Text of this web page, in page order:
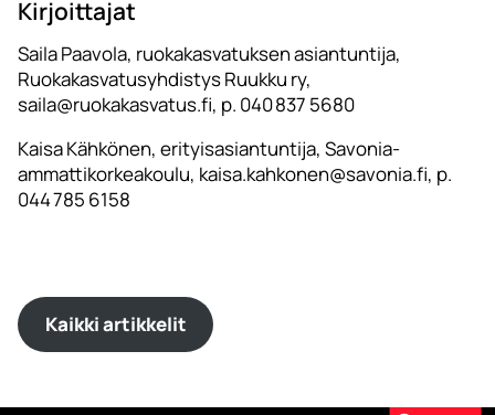
Kirjoittajat
Saila Paavola, ruokakasvatuksen asiantuntija,
Ruokakasvatusyhdistys Ruukku ry,
saila@ruokakasvatus.fi, p. 040 837 5680
Kaisa Kähkönen, erityisasiantuntija, Savonia-
ammattikorkeakoulu, kaisa.kahkonen@savonia.fi, p.
044 785 6158
Kaikki artikkelit